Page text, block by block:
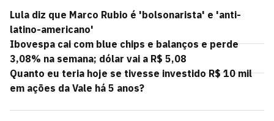
Lula diz que Marco Rubio é 'bolsonarista' e 'anti-
latino-americano'
Ibovespa cai com blue chips e balanços e perde
3,08% na semana; dólar vai a R$ 5,08
Quanto eu teria hoje se tivesse investido R$ 10 mil
em ações da Vale há 5 anos?